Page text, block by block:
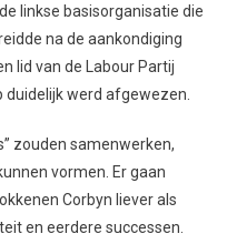
linkse basisorganisatie die
na de aankondiging
lid van de Labour Partij
duidelijk werd afgewezen.
zouden samenwerken,
vormen. Er gaan
Corbyn liever als
en eerdere successen.